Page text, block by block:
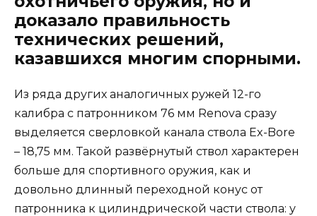
доказало правильность
технических решений,
казавшихся многим спорными.
Из ряда других аналогичных ружей 12-го
калибра с патронником 76 мм Renova сразу
выделяется сверловкой канала ствола Ex-Bore
– 18,75 мм. Такой развёрнутый ствол характерен
больше для спортивного оружия, как и
довольно длинный переходной конус от
патронника к цилиндрической части ствола: у